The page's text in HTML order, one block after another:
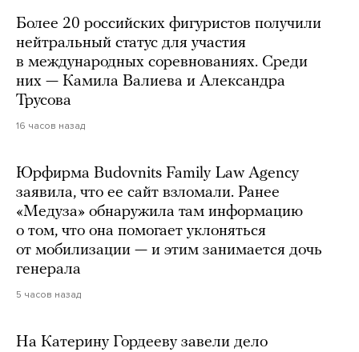
Более 20 российских фигуристов получили
нейтральный статус для участия
в международных соревнованиях. Среди
них — Камила Валиева и Александра
Трусова
16 часов назад
Юрфирма Budovnits Family Law Agency
заявила, что ее сайт взломали. Ранее
«Медуза» обнаружила там информацию
о том, что она помогает уклоняться
от мобилизации — и этим занимается дочь
генерала
5 часов назад
На Катерину Гордееву завели дело